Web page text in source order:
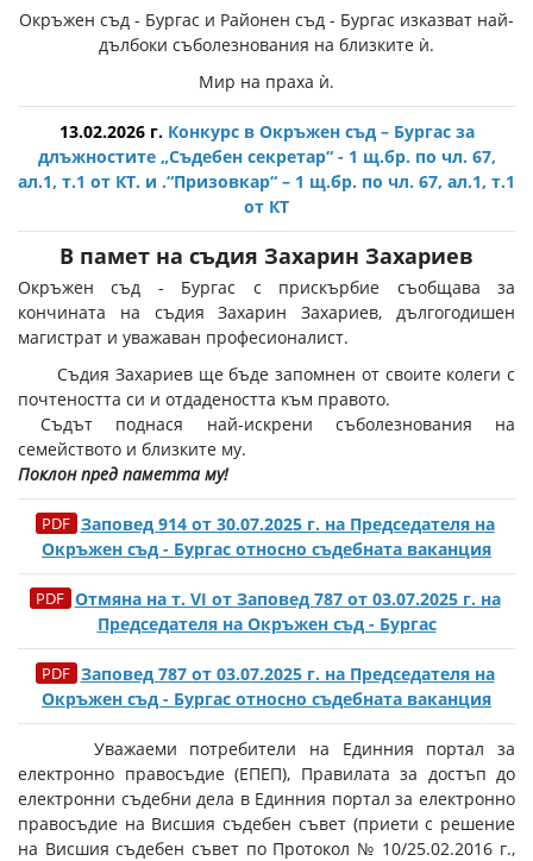
Окръжен съд - Бургас и Районен съд - Бургас изказват най-
дълбоки съболезнования на близките ѝ.
Мир на праха ѝ.
13.02.2026 г. Конкурс в Окръжен съд – Бургас за
длъжностите „Съдебен секретар“ - 1 щ.бр. по чл. 67,
ал.1, т.1 от КТ. и .“Призовкар“ – 1 щ.бр. по чл. 67, ал.1, т.1
от КТ
В памет на съдия Захарин Захариев
Окръжен съд - Бургас с прискърбие съобщава за
кончината на съдия Захарин Захариев, дългогодишен
магистрат и уважаван професионалист.
Съдия Захариев ще бъде запомнен от своите колеги с
почтеността си и отдадеността към правото.
Съдът поднася най-искрени съболезнования на
семейството и близките му.
Поклон пред паметта му!
Заповед 914 от 30.07.2025 г. на Председателя на
Окръжен съд - Бургас относно съдебната ваканция
Отмяна на т. VI от Заповед 787 от 03.07.2025 г. на
Председателя на Окръжен съд - Бургас
Заповед 787 от 03.07.2025 г. на Председателя на
Окръжен съд - Бургас относно съдебната ваканция
Уважаеми потребители на Единния портал за
електронно правосъдие (ЕПЕП), Правилата за достъп до
електронни съдебни дела в Единния портал за електронно
правосъдие на Висшия съдебен съвет (приети с решение
на Висшия съдебен съвет по Протокол № 10/25.02.2016 г.,